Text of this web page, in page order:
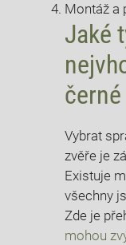
Montáž a
Jaké
Vybrat
zvěře je
Existuje
všechny
Zde je
mohou